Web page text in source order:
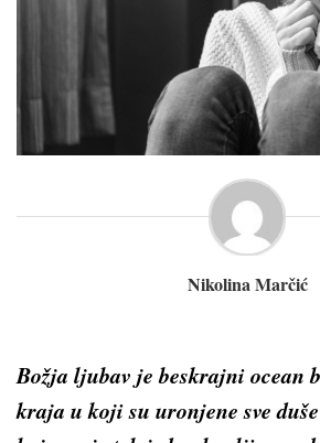
Nikolina Marčić
Božja ljubav je beskrajni ocean
kraja u koji su uronjene sve